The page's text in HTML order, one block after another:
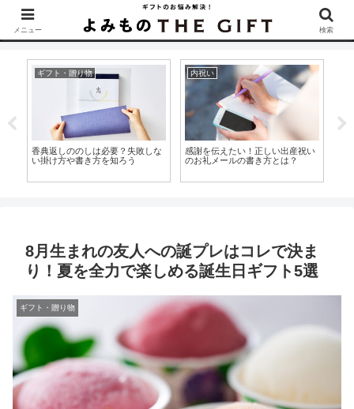
▶︎カタログギフトを探すなら『ソムリエ＠ギフト』をCheck！
内祝い
内祝いは半返しにするのは常識？
内祝いの相場と金額の目安を知ろ
内祝い
内祝いに包装なしは大丈夫？包装
紙の選び方とのしのかけ方を理解
8月生まれの友人への誕プレはコレで決ま
り！夏を全力で楽しめる誕生日ギフト5選
ギフト・贈り物
メニュー 検索